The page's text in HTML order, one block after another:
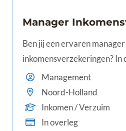
Ben jij een ervaren
inkomensverzekeringen? In
leiding aan meerdere teams,
procesverbeteringen en
optimale dienstverlening
adviseurs.
Management
Noord-Holland
Inkomen / Verzuim
In overleg